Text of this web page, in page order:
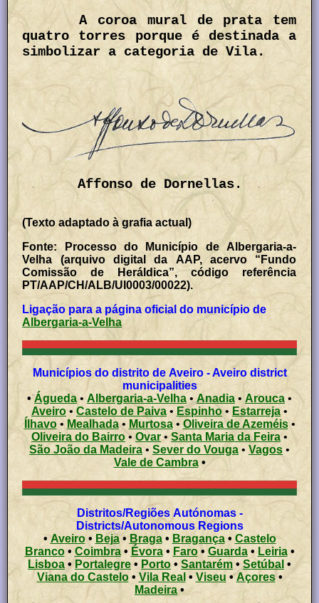
A coroa mural de prata tem
quatro torres porque é destinada a
simbolizar a categoria de Vila.
Affonso de Dornellas.
(Texto adaptado à grafia actual)
Fonte: Processo do Município de Albergaria-a-
Velha (arquivo digital da AAP, acervo “Fundo
Comissão de Heráldica”, código referência
PT/AAP/CH/ALB/UI0003/00022).
Ligação para a página oficial do município de
Albergaria-a-Velha
Municípios do distrito de Aveiro - Aveiro district
municipalities
• Águeda • Albergaria-a-Velha •Anadia • Arouca •
Aveiro •Castelo de Paiva •Espinho • Estarreja•
Ílhavo• Mealhada• Murtosa• Oliveira de Azeméis•
Oliveira do Bairro• Ovar•Santa Maria da Feira•
São João da Madeira • Sever do Vouga • Vagos•
Vale de Cambra •
Distritos/Regiões Autónomas -
Districts/Autonomous Regions
•Aveiro• Beja• Braga• Bragança• Castelo
Branco• Coimbra• Évora• Faro• Guarda•Leiria•
Lisboa • Portalegre • Porto• Santarém • Setúbal •
Viana do Castelo• Vila Real • Viseu •Açores•
Madeira•